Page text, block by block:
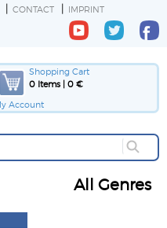
CONTACT IMPRINT
Shopping Cart
0 Items | 0 €
Account
All Genres